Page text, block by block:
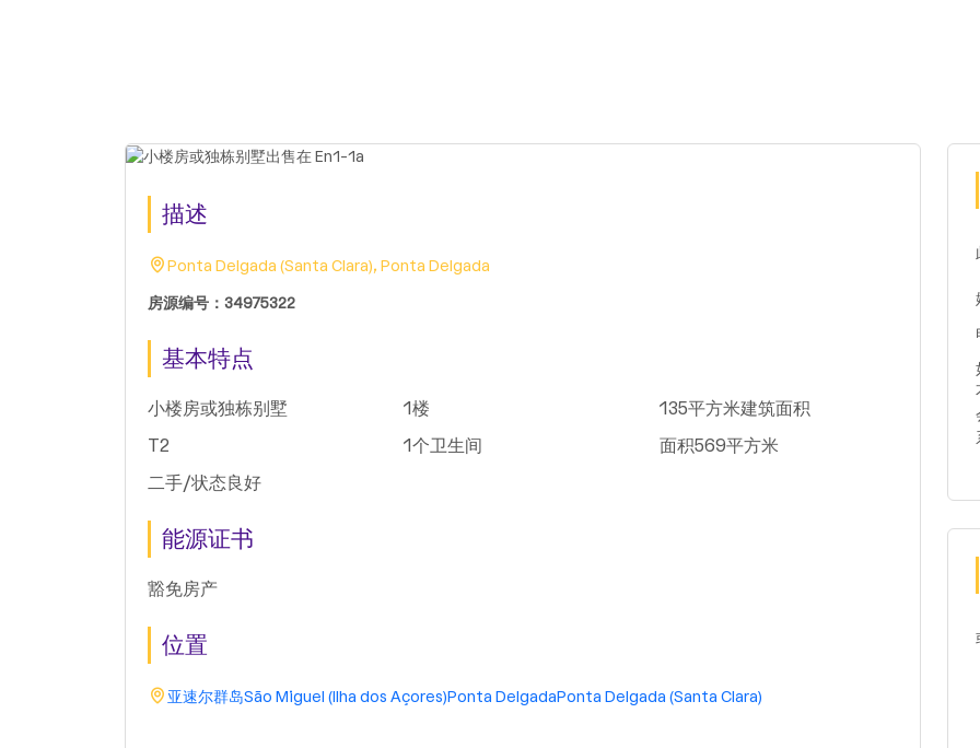
描述
Ponta Delgada (Santa Clara), Ponta Delgada
房源编号：34975322
基本特点
小楼房或独栋别墅 1楼
135平方米建筑面积
T2
1个卫生间
面积569平方米
二手/状态良好
能源证书
豁免房产
位置
亚速尔群岛São Miguel (Ilha dos Açores)Ponta DelgadaPonta Delgada (Santa Clara)